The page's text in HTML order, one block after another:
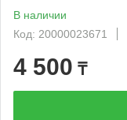
В наличии
Код: 20000023671
4 500 ₸